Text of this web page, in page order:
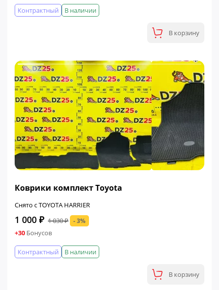
В наличии
Контрактный
В корзину
Коврики комплект Toyota
Снято с TOYOTA HARRIER
1 000 ₽ 1 030 ₽ - 3%
+30 Бонусов
В наличии
Контрактный
В корзину